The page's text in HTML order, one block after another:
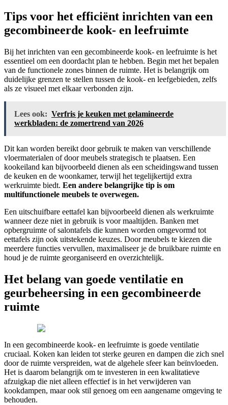
Tips voor het efficiënt inrichten van een
gecombineerde kook- en leefruimte
Bij het inrichten van een gecombineerde kook- en leefruimte is het
essentieel om een doordacht plan te hebben. Begin met het bepalen
van de functionele zones binnen de ruimte. Het is belangrijk om
duidelijke grenzen te stellen tussen de kook- en leefgebieden, zelfs
als ze visueel met elkaar verbonden zijn.
Lees ook: Verfris je keuken met gelamineerde
werkbladen: de zomertrend van 2026
Dit kan worden bereikt door gebruik te maken van verschillende
vloermaterialen of door meubels strategisch te plaatsen. Een
kookeiland kan bijvoorbeeld dienen als een scheidingswand tussen
de keuken en de woonkamer, terwijl het tegelijkertijd extra
werkruimte biedt. Een andere belangrijke tip is om
multifunctionele meubels te overwegen.
Een uitschuifbare eettafel kan bijvoorbeeld dienen als werkruimte
wanneer deze niet in gebruik is voor maaltijden. Banken met
opbergruimte of salontafels die kunnen worden omgevormd tot
eettafels zijn ook uitstekende keuzes. Door meubels te kiezen die
meerdere functies vervullen, maximaliseer je de bruikbare ruimte en
houd je de ruimte georganiseerd en overzichtelijk.
Het belang van goede ventilatie en
geurbeheersing in een gecombineerde
ruimte
In een gecombineerde kook- en leefruimte is goede ventilatie
cruciaal. Koken kan leiden tot sterke geuren en dampen die zich snel
door de ruimte verspreiden, wat de algehele sfeer kan beïnvloeden.
Het is daarom belangrijk om te investeren in een kwalitatieve
afzuigkap die niet alleen effectief is in het verwijderen van
kookdampen, maar ook stil genoeg om een aangename omgeving te
behouden.